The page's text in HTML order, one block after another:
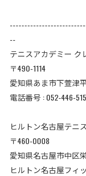
--
テニスアカデミー ク
〒490-1114
愛知県あま市下萱津
電話番号 : 052-446-
ヒルトン名古屋テニ
〒460-0008
愛知県名古屋市中区
ヒルトン名古屋フィ